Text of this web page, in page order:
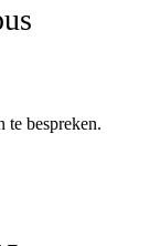
te bespreken.